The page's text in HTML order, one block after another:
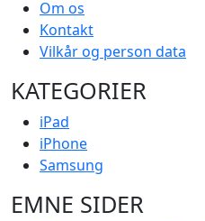
Om os
Kontakt
Vilkår og person data
KATEGORIER
iPad
iPhone
Samsung
EMNE SIDER